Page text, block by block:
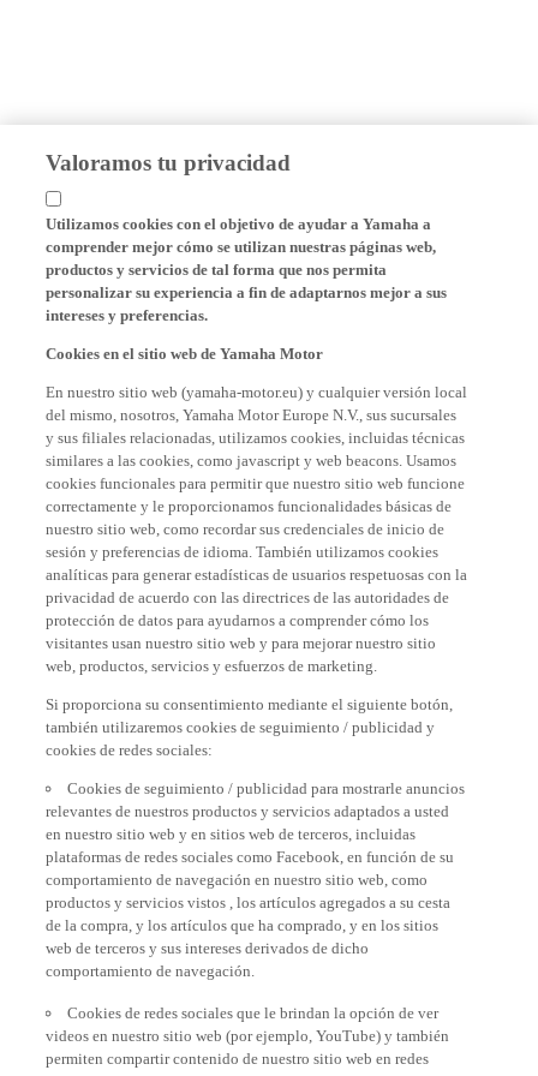
Valoramos tu privacidad
Utilizamos cookies con el objetivo de ayudar a Yamaha a
comprender mejor cómo se utilizan nuestras páginas web,
productos y servicios de tal forma que nos permita
personalizar su experiencia a fin de adaptarnos mejor a sus
intereses y preferencias.
Cookies en el sitio web de Yamaha Motor
En nuestro sitio web (yamaha-motor.eu) y cualquier versión local
del mismo, nosotros, Yamaha Motor Europe N.V., sus sucursales
y sus filiales relacionadas, utilizamos cookies, incluidas técnicas
similares a las cookies, como javascript y web beacons. Usamos
cookies funcionales para permitir que nuestro sitio web funcione
correctamente y le proporcionamos funcionalidades básicas de
nuestro sitio web, como recordar sus credenciales de inicio de
sesión y preferencias de idioma. También utilizamos cookies
analíticas para generar estadísticas de usuarios respetuosas con la
privacidad de acuerdo con las directrices de las autoridades de
protección de datos para ayudarnos a comprender cómo los
visitantes usan nuestro sitio web y para mejorar nuestro sitio
web, productos, servicios y esfuerzos de marketing.
Si proporciona su consentimiento mediante el siguiente botón,
también utilizaremos cookies de seguimiento / publicidad y
cookies de redes sociales:
Cookies de seguimiento / publicidad para mostrarle anuncios
relevantes de nuestros productos y servicios adaptados a usted
en nuestro sitio web y en sitios web de terceros, incluidas
plataformas de redes sociales como Facebook, en función de su
comportamiento de navegación en nuestro sitio web, como
productos y servicios vistos , los artículos agregados a su cesta
de la compra, y los artículos que ha comprado, y en los sitios
web de terceros y sus intereses derivados de dicho
comportamiento de navegación.
Cookies de redes sociales que le brindan la opción de ver
videos en nuestro sitio web (por ejemplo, YouTube) y también
permiten compartir contenido de nuestro sitio web en redes